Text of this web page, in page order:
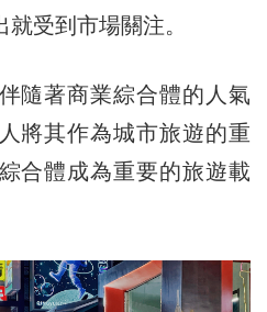
受到市場關注。
著商業綜合體的人氣
將其作為城市旅遊的重
合體成為重要的旅遊載